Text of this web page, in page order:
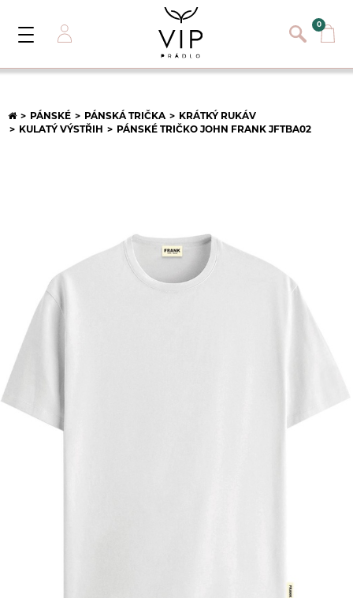
Přihlásit se
0
Toggle
PÁNSKÉ PÁNSKÁ TRIČKA
KRÁTKÝ RUKÁV
KULATÝ VÝSTŘIH
PÁNSKÉ TRIČKO JOHN FRANK JFTBA02